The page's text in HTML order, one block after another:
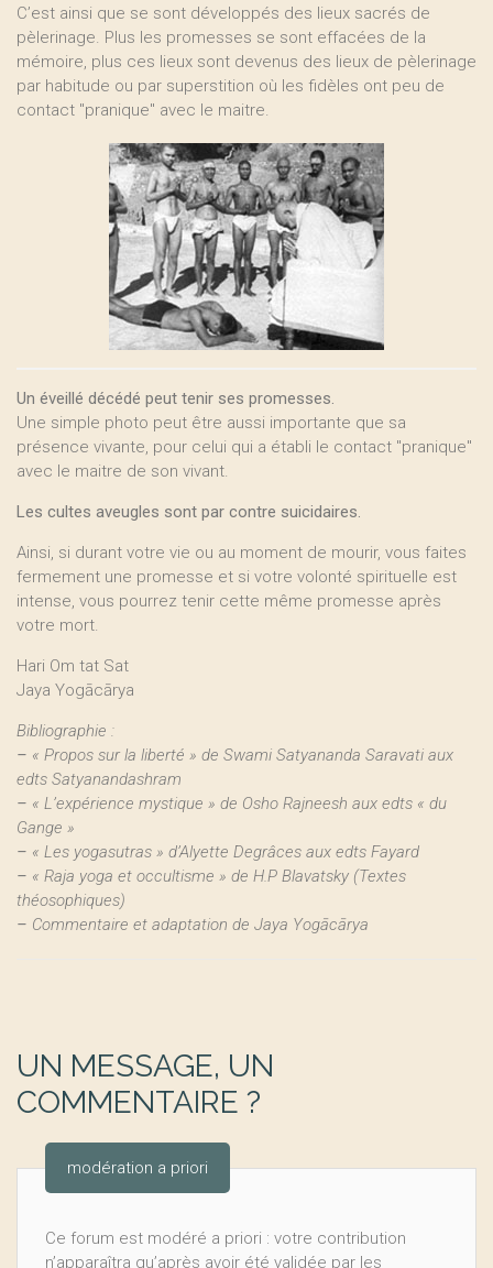
C’est ainsi que se sont développés des lieux sacrés de
pèlerinage. Plus les promesses se sont effacées de la
mémoire, plus ces lieux sont devenus des lieux de pèlerinage
par habitude ou par superstition où les fidèles ont peu de
contact "pranique" avec le maitre.
Un éveillé décédé peut tenir ses promesses.
Une simple photo peut être aussi importante que sa
présence vivante, pour celui qui a établi le contact "pranique"
avec le maitre de son vivant.
Les cultes aveugles sont par contre suicidaires.
Ainsi, si durant votre vie ou au moment de mourir, vous faites
fermement une promesse et si votre volonté spirituelle est
intense, vous pourrez tenir cette même promesse après
votre mort.
Hari Om tat Sat
Jaya Yogācārya
Bibliographie :
– « Propos sur la liberté » de Swami Satyananda Saravati aux
edts Satyanandashram
– « L’expérience mystique » de Osho Rajneesh aux edts « du
Gange »
– « Les yogasutras » d’Alyette Degrâces aux edts Fayard
– « Raja yoga et occultisme » de H.P Blavatsky (Textes
théosophiques)
– Commentaire et adaptation de Jaya Yogācārya
UN MESSAGE, UN
COMMENTAIRE ?
modération a priori
Ce forum est modéré a priori : votre contribution
n’apparaîtra qu’après avoir été validée par les